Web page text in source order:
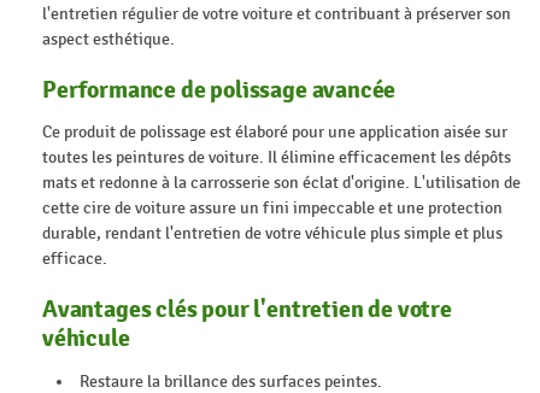
l'entretien régulier de votre voiture et contribuant à préserver son
aspect esthétique.
Performance de polissage avancée
Ce produit de polissage est élaboré pour une application aisée sur
toutes les peintures de voiture. Il élimine efficacement les dépôts
mats et redonne à la carrosserie son éclat d'origine. L'utilisation de
cette cire de voiture assure un fini impeccable et une protection
durable, rendant l'entretien de votre véhicule plus simple et plus
efficace.
Avantages clés pour l'entretien de votre
véhicule
Restaure la brillance des surfaces peintes.